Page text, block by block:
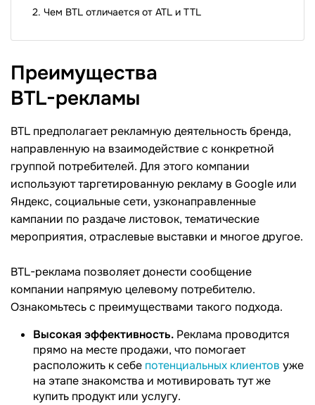
Чем BTL отличается от ATL и TTL
Преимущества
BTL-рекламы
BTL предполагает рекламную деятельность бренда,
направленную на взаимодействие с конкретной
группой потребителей. Для этого компании
используют таргетированную рекламу в Google или
Яндекс, социальные сети, узконаправленные
кампании по раздаче листовок, тематические
мероприятия, отраслевые выставки и многое другое.
BTL-реклама позволяет донести сообщение
компании напрямую целевому потребителю.
Ознакомьтесь с преимуществами такого подхода.
Высокая эффективность. Реклама проводится
прямо на месте продажи, что помогает
расположить к себе потенциальных клиентов уже
на этапе знакомства и мотивировать тут же
купить продукт или услугу.